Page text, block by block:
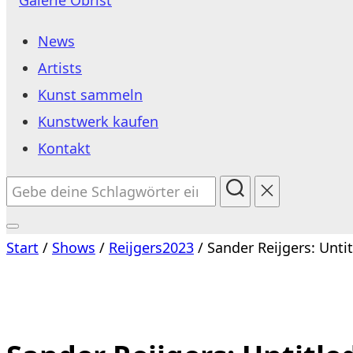
springen
News
Artists
Kunst sammeln
Kunstwerk kaufen
Kontakt
Suchen
Seitenleiste
Start / Shows / Reijgers2023 / Sander Reijgers: